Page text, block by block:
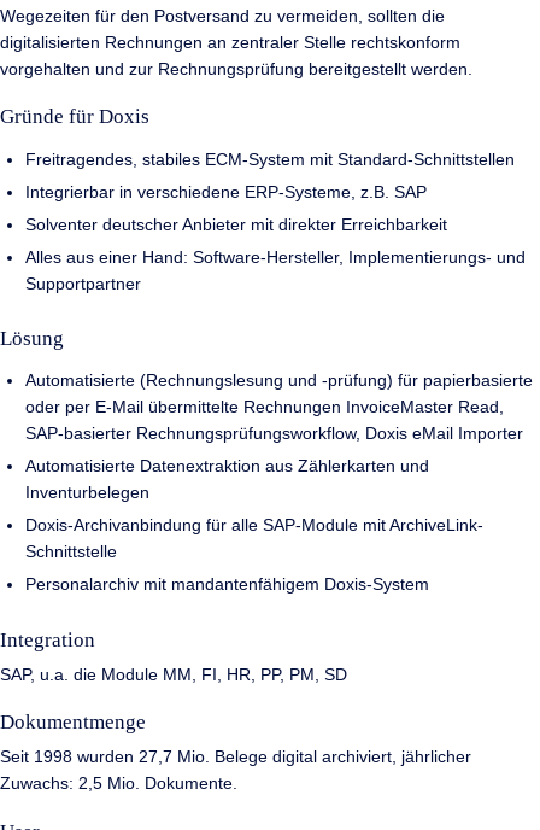
Wegezeiten für den Postversand zu vermeiden, sollten die
digitalisierten Rechnungen an zentraler Stelle rechtskonform
vorgehalten und zur Rechnungsprüfung bereitgestellt werden.
Gründe für Doxis
Freitragendes, stabiles ECM-System mit Standard-Schnittstellen
Integrierbar in verschiedene ERP-Systeme, z.B. SAP
Solventer deutscher Anbieter mit direkter Erreichbarkeit
Alles aus einer Hand: Software-Hersteller, Implementierungs- und
Supportpartner
Lösung
Automatisierte (Rechnungslesung und -prüfung) für papierbasierte
oder per E-Mail übermittelte Rechnungen InvoiceMaster Read,
SAP-basierter Rechnungsprüfungsworkflow, Doxis eMail Importer
Automatisierte Datenextraktion aus Zählerkarten und
Inventurbelegen
Doxis-Archivanbindung für alle SAP-Module mit ArchiveLink-
Schnittstelle
Personalarchiv mit mandantenfähigem Doxis-System
Integration
SAP, u.a. die Module MM, FI, HR, PP, PM, SD
Dokumentmenge
Seit 1998 wurden 27,7 Mio. Belege digital archiviert, jährlicher
Zuwachs: 2,5 Mio. Dokumente.